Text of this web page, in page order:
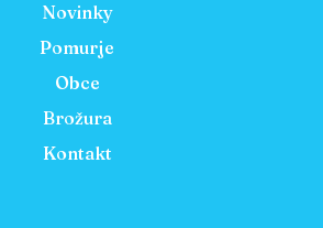
Novinky
Pomurje
Obce
Brožura
Kontakt